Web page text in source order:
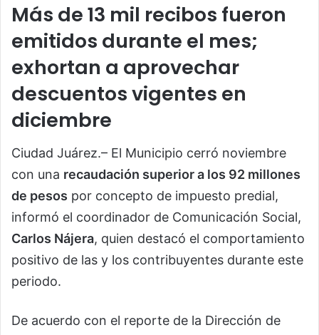
Más de 13 mil recibos fueron
emitidos durante el mes;
exhortan a aprovechar
descuentos vigentes en
diciembre
Ciudad Juárez.– El Municipio cerró noviembre
con una recaudación superior a los 92 millones
de pesos por concepto de impuesto predial,
informó el coordinador de Comunicación Social,
Carlos Nájera, quien destacó el comportamiento
positivo de las y los contribuyentes durante este
periodo.
De acuerdo con el reporte de la Dirección de